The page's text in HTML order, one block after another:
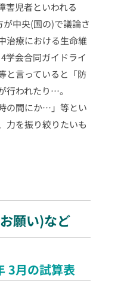
害児者といわれる
中央(国の)で議論さ
治療における生命維
学会合同ガイドライ
と言っていると「防
行われたり…。
の間にか…」等とい
力を振り絞りたいも
願い)など
3月の試算表